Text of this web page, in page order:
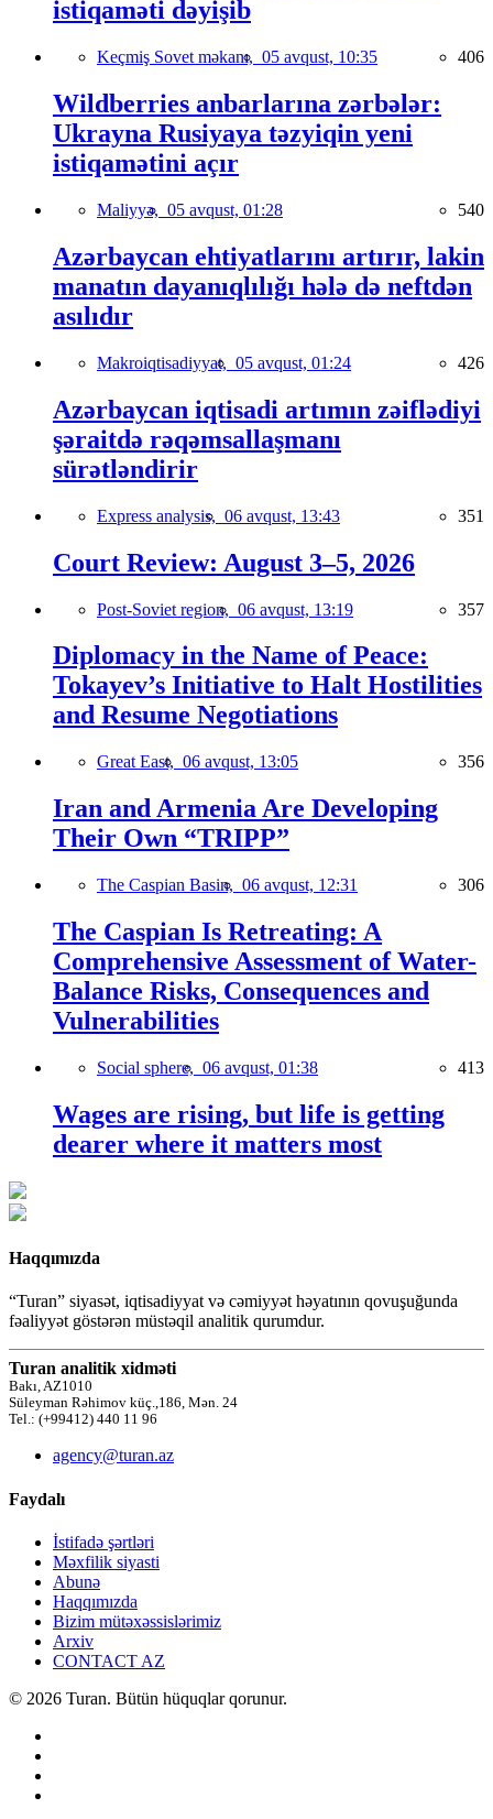
istiqaməti dəyişib
Keçmiş Sovet məkanı, 05 avqust, 10:35 406
Wildberries anbarlarına zərbələr:
Ukrayna Rusiyaya təzyiqin yeni
istiqamətini açır
Maliyyə, 05 avqust, 01:28 540
Azərbaycan ehtiyatlarını artırır, lakin
manatın dayanıqlılığı hələ də neftdən
asılıdır
Makroiqtisadiyyat, 05 avqust, 01:24 426
Azərbaycan iqtisadi artımın zəiflədiyi
şəraitdə rəqəmsallaşmanı
sürətləndirir
Express analysis, 06 avqust, 13:43 351
Court Review: August 3–5, 2026
Post-Soviet region, 06 avqust, 13:19 357
Diplomacy in the Name of Peace:
Tokayev’s Initiative to Halt Hostilities
and Resume Negotiations
Great East, 06 avqust, 13:05 356
Iran and Armenia Are Developing
Their Own “TRIPP”
The Caspian Basin, 06 avqust, 12:31 306
The Caspian Is Retreating: A
Comprehensive Assessment of Water-
Balance Risks, Consequences and
Vulnerabilities
Social sphere, 06 avqust, 01:38 413
Wages are rising, but life is getting
dearer where it matters most
Haqqımızda
“Turan” siyasət, iqtisadiyyat və cəmiyyət həyatının qovuşuğunda
fəaliyyət göstərən müstəqil analitik qurumdur.
Turan analitik xidməti
Bakı, AZ1010
Süleyman Rəhimov küç.,186, Mən. 24
Tel.: (+99412) 440 11 96
agency@turan.az
Faydalı
İstifadə şərtləri
Məxfilik siyasti
Abunə
Haqqımızda
Bizim mütəxəssislərimiz
Arxiv
CONTACT AZ
© 2026 Turan. Bütün hüquqlar qorunur.